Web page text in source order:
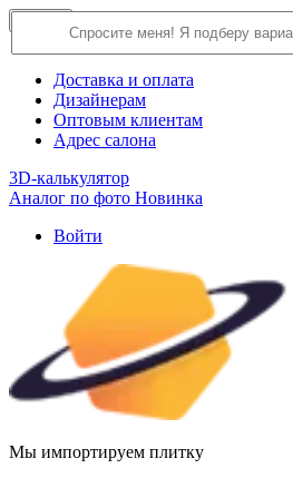
О компании
Доставка и оплата
Дизайнерам
Оптовым клиентам
Адрес салона
3D-калькулятор
Аналог по фото Новинка
Войти
Мы импортируем плитку